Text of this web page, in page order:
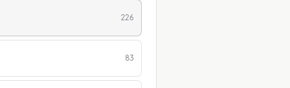
226
83